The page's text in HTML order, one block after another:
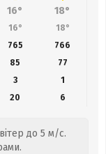
16° 18°
16° 18°
765 766
85 77
3
1
20 6
до 5 м/с.